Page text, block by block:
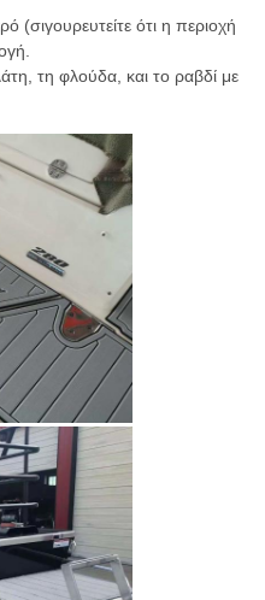
(σιγουρευτείτε ότι η περιοχή
τη φλούδα, και το ραβδί με